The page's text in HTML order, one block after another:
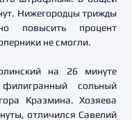
Нижегородцы трижды
повысить процент
не смогли.
на 26 минуте
сольный
Кразмина. Хозяева
отличился Савелий